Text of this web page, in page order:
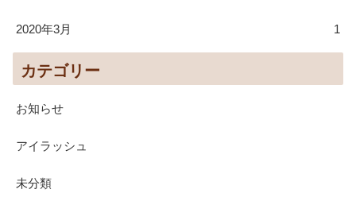
2020年3月 1
カテゴリー
お知らせ
アイラッシュ
未分類